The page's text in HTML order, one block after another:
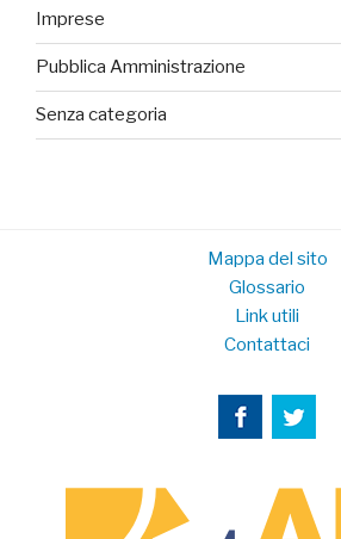
Imprese
Pubblica Amministrazione
Senza categoria
Mappa del sito
Glossario
Link utili
Contattaci